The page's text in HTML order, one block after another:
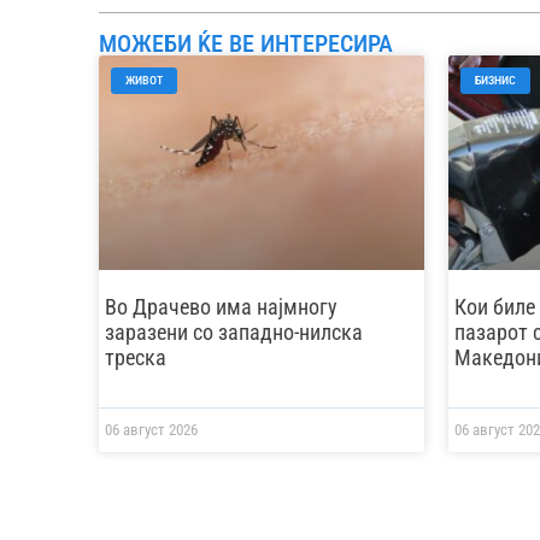
МОЖЕБИ ЌЕ ВЕ ИНТЕРЕСИРА
ЖИВОТ
Во Драчево има најмногу
заразени со западно-нилска
треска
06 август 2026
БИЗНИС
Кои биле
пазарот
06 август